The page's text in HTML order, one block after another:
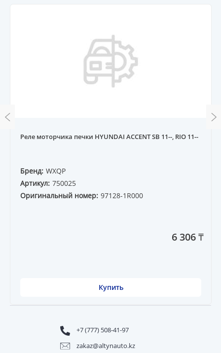
Реле моторчика печки HYUNDAI ACCENT SB 11--, RIO 11--
Бренд: WXQP
Артикул: 750025
Оригинальный номер: 97128-1R000
6 306 ₸
Купить
+7 (777) 508-41-97
zakaz@altynauto.kz